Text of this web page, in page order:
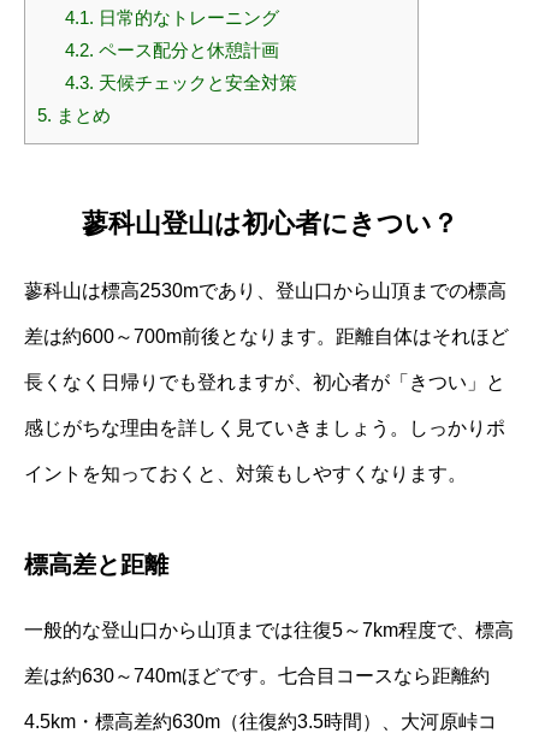
4.1. 日常的なトレーニング
4.2. ペース配分と休憩計画
4.3. 天候チェックと安全対策
5. まとめ
蓼科山登山は初心者にきつい？
蓼科山は標高2530mであり、登山口から山頂までの標高
差は約600～700m前後となります。距離自体はそれほど
長くなく日帰りでも登れますが、初心者が「きつい」と
感じがちな理由を詳しく見ていきましょう。しっかりポ
イントを知っておくと、対策もしやすくなります。
標高差と距離
一般的な登山口から山頂までは往復5～7km程度で、標高
差は約630～740mほどです。七合目コースなら距離約
4.5km・標高差約630m（往復約3.5時間）、大河原峠コ